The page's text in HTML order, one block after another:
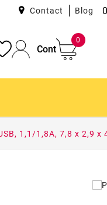
Contact Blog
Cont
0
1,1/1,8A, 7,8 x 2,9 x